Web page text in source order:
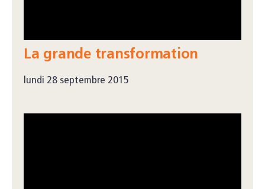
La grande transformation
lundi 28 septembre 2015